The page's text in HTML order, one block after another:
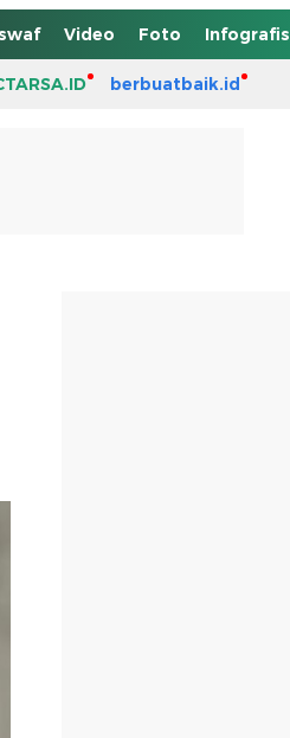
Video Foto Infografis
berbuatbaik.id